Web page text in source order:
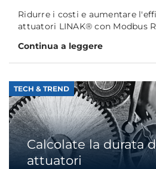
Ridurre i costi e aumentare
attuatori LINAK® con Modbus
Continua a leggere
TECH & TREND
Calcolate la durata
attuatori